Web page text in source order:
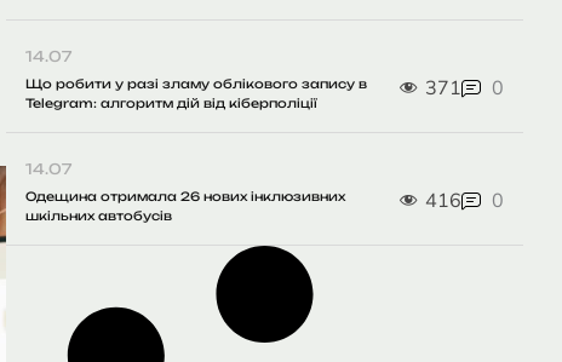
Що робити у разі зламу облікового запису в
Telegram: алгоритм дій від кіберполіції
14.07
371 0
Одещина отримала 26 нових інклюзивних
шкільних автобусів
14.07
416 0